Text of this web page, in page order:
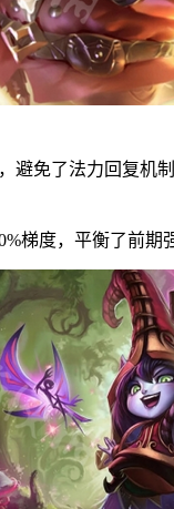
避免了法力回复机
梯度，平衡了前